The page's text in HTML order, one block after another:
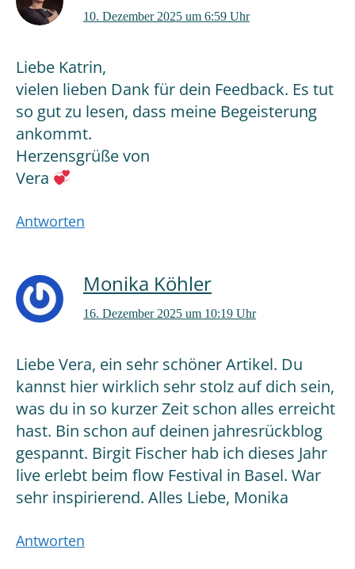
10. Dezember 2025 um 6:59 Uhr
Liebe Katrin,
vielen lieben Dank für dein Feedback. Es tut
so gut zu lesen, dass meine Begeisterung
ankommt.
Herzensgrüße von
Vera
Antworten
Monika Köhler
16. Dezember 2025 um 10:19 Uhr
Liebe Vera, ein sehr schöner Artikel. Du
kannst hier wirklich sehr stolz auf dich sein,
was du in so kurzer Zeit schon alles erreicht
hast. Bin schon auf deinen jahresrückblog
gespannt. Birgit Fischer hab ich dieses Jahr
live erlebt beim flow Festival in Basel. War
sehr inspirierend. Alles Liebe, Monika
Antworten